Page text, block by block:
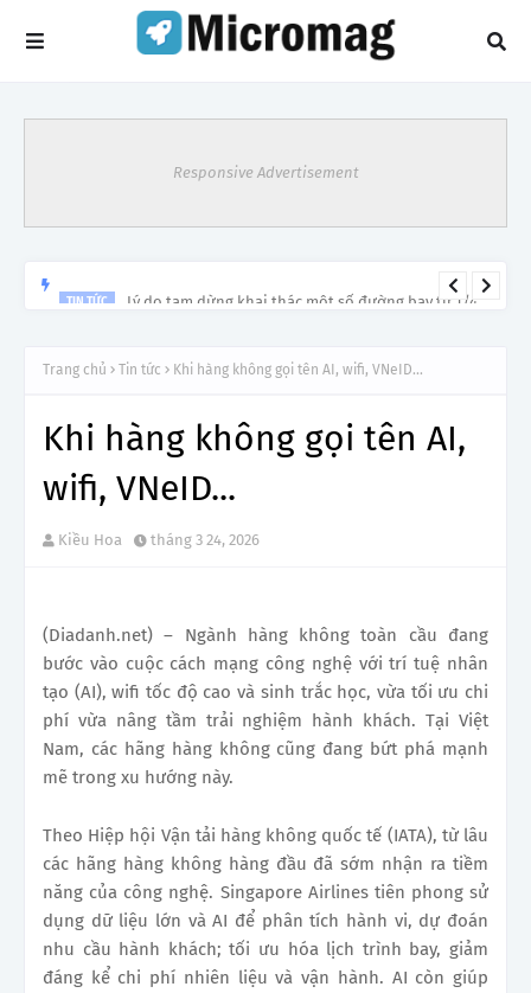
Responsive Advertisement
Lý do tạm dừng khai thác một số đường bay từ 1/4
Trang chủ Tin tức Khi hàng không gọi tên AI, wifi, VNeID...
Khi hàng không gọi tên AI,
wifi, VNeID...
Kiều Hoa tháng 3 24, 2026
(Diadanh.net) – Ngành hàng không toàn cầu đang
bước vào cuộc cách mạng công nghệ với trí tuệ nhân
tạo (AI), wifi tốc độ cao và sinh trắc học, vừa tối ưu chi
phí vừa nâng tầm trải nghiệm hành khách. Tại Việt
Nam, các hãng hàng không cũng đang bứt phá mạnh
mẽ trong xu hướng này.
Theo Hiệp hội Vận tải hàng không quốc tế (IATA), từ lâu
các hãng hàng không hàng đầu đã sớm nhận ra tiềm
năng của công nghệ. Singapore Airlines tiên phong sử
dụng dữ liệu lớn và AI để phân tích hành vi, dự đoán
nhu cầu hành khách; tối ưu hóa lịch trình bay, giảm
đáng kể chi phí nhiên liệu và vận hành. AI còn giúp